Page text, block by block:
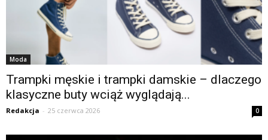
Moda
Trampki męskie i trampki damskie – dlaczego
klasyczne buty wciąż wyglądają...
Redakcja - 25 czerwca 2026 0